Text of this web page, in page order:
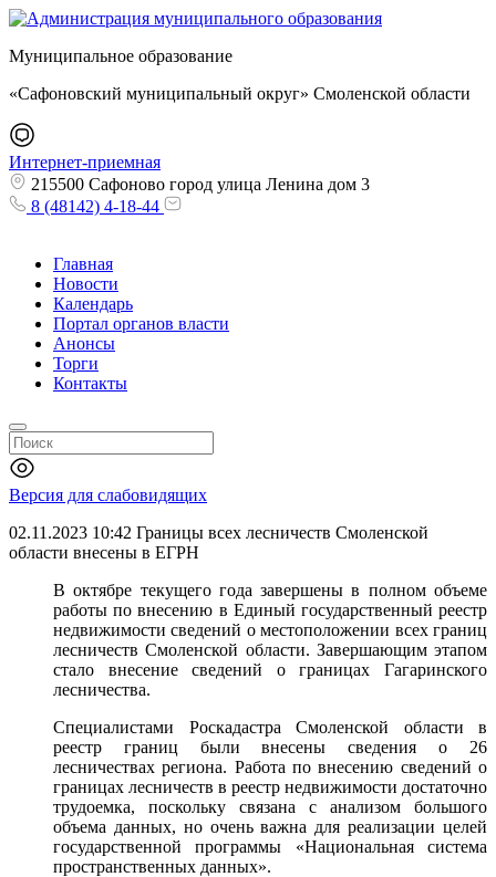
Муниципальное образование
«Сафоновский муниципальный округ» Смоленской области
Интернет-приемная
215500 Сафоново город улица Ленина дом 3
8 (48142) 4-18-44
Главная
Новости
Календарь
Портал органов власти
Анонсы
Торги
Контакты
Версия для слабовидящих
02.11.2023 10:42 Границы всех лесничеств Смоленской
области внесены в ЕГРН
В октябре текущего года завершены в полном объеме
работы по внесению в Единый государственный реестр
недвижимости сведений о местоположении всех границ
лесничеств Смоленской области. Завершающим этапом
стало внесение сведений о границах Гагаринского
лесничества.
Специалистами Роскадастра Смоленской области в
реестр границ были внесены сведения о 26
лесничествах региона. Работа по внесению сведений о
границах лесничеств в реестр недвижимости достаточно
трудоемка, поскольку связана с анализом большого
объема данных, но очень важна для реализации целей
государственной программы «Национальная система
пространственных данных».